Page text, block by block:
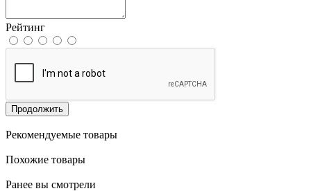
Рейтинг
Продолжить
Рекомендуемые товары
Похожие товары
Ранее вы смотрели